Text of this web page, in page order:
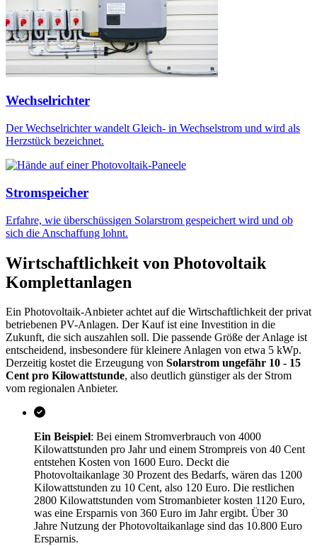
Wechselrichter
Der Wechselrichter wandelt Gleich- in Wechselstrom und wird als
Herzstück bezeichnet.
Stromspeicher
Erfahre, wie überschüssigen Solarstrom gespeichert wird und ob
sich die Anschaffung lohnt.
Wirtschaftlichkeit von Photovoltaik
Komplettanlagen
Ein Photovoltaik-Anbieter achtet auf die Wirtschaftlichkeit der privat
betriebenen PV-Anlagen. Der Kauf ist eine Investition in die
Zukunft, die sich auszahlen soll. Die passende Größe der Anlage ist
entscheidend, insbesondere für kleinere Anlagen von etwa 5 kWp.
Derzeitig kostet die Erzeugung von Solarstrom ungefähr 10 - 15
Cent pro Kilowattstunde, also deutlich günstiger als der Strom
vom regionalen Anbieter.
Ein Beispiel: Bei einem Stromverbrauch von 4000
Kilowattstunden pro Jahr und einem Strompreis von 40 Cent
entstehen Kosten von 1600 Euro. Deckt die
Photovoltaikanlage 30 Prozent des Bedarfs, wären das 1200
Kilowattstunden zu 10 Cent, also 120 Euro. Die restlichen
2800 Kilowattstunden vom Stromanbieter kosten 1120 Euro,
was eine Ersparnis von 360 Euro im Jahr ergibt. Über 30
Jahre Nutzung der Photovoltaikanlage sind das 10.800 Euro
Ersparnis.